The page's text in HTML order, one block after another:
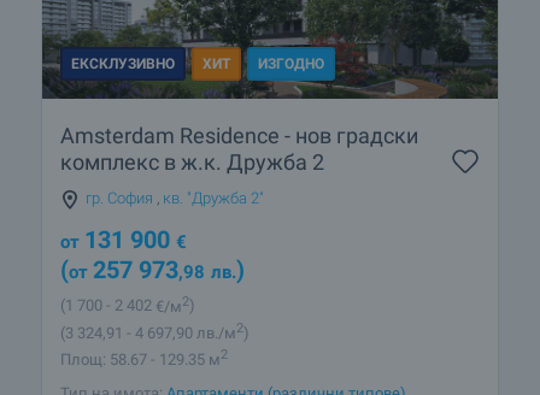
ЕКСКЛУЗИВНО ХИТ ИЗГОДНО
Amsterdam Residence - нов градски
комплекс в ж.к. Дружба 2
гр. София , кв. "Дружба 2"
от 131 900 €
(от 257 973,98 лв.)
(1 700 - 2 402 €/м2)
(3 324 ,91 - 4 697 ,90 лв./м2)
Площ: 58.67 - 129.35 м2